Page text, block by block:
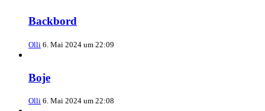
Backbord
Olli 6. Mai 2024 um 22:09
Boje
Olli 6. Mai 2024 um 22:08